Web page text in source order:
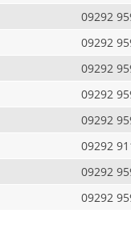
09292
09292
09292
09292
09292
09292
09292
09292